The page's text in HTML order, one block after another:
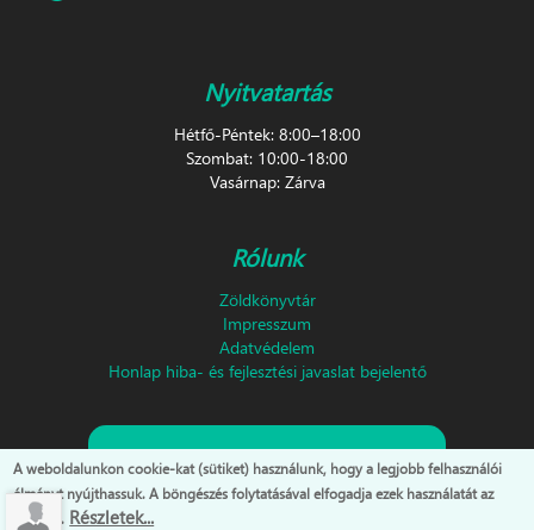
Nyitvatartás
Hétfő-Péntek: 8:00–18:00
Szombat: 10:00-18:00
Vasárnap: Zárva
Rólunk
Zöldkönyvtár
Impresszum
Adatvédelem
Honlap hiba- és fejlesztési javaslat bejelentő
Feliratkozás hírlevélre!
A weboldalunkon cookie-kat (sütiket) használunk, hogy a legjobb felhasználói
élményt nyújthassuk. A böngészés folytatásával elfogadja ezek használatát az
oldalon. Részletek...